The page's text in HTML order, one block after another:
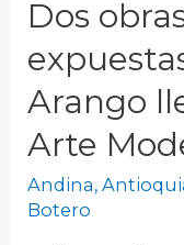
Dos
Arango
Arte
Andina,
Botero